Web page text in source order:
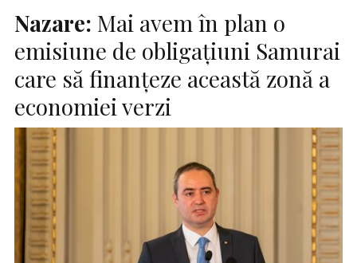
Nazare: Mai avem în plan o
emisiune de obligaţiuni Samurai
care să finanţeze această zonă a
economiei verzi